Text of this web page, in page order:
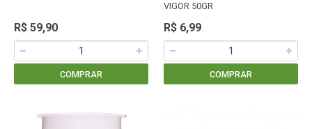
R$ 59,90
COMPRAR
VIGOR 50GR
R$ 6,99
COMPRAR